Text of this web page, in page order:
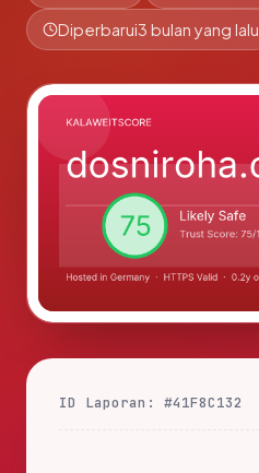
Diperbarui3 bulan yang lalu
ID Laporan: #41F8C132